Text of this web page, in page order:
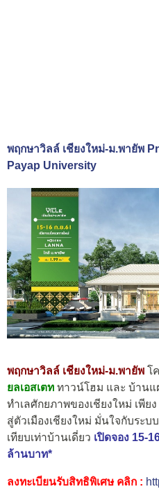
พฤกษาวิลล์ เชียงใหม่-ม.พายัพ
Payap University
พฤกษาวิลล์ เชียงใหม่-ม.พายัพ โ
ยลเอสเตท ทาวน์โฮม และ บ้าน
ทำเลศักยภาพของเชียงใหม่ เพี
สู่ตัวเมืองเชียงใหม่ มั่นใจกับระ
เทียบเท่าบ้านเดี่ยว เปิดจอง 15-
ล้านบาท*
ลงทะเบียนรับสิทธิพิเศษ คลิก :